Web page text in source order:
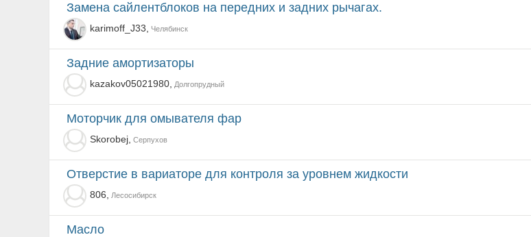
Замена сайлентблоков на передних и задних рычагах.
karimoff_J33, Челябинск
Задние амортизаторы
kazakov05021980, Долгопрудный
моторчик для омывателя фар
Skorobej, Серпухов
Отверстие в вариаторе для контроля за уровнем жидкости
806, Лесосибирск
Масло